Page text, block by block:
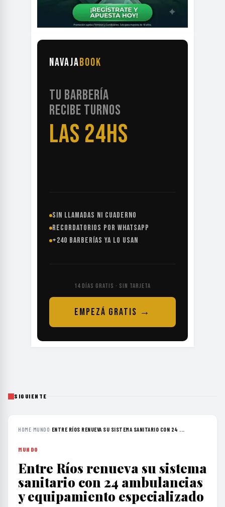
NAVAJABOOK
TU BARBERÍA
RECIBE TURNOS
LAS 24HS
SIN LLAMADAS NI CUADERNO
RECORDATORIOS POR WHATSAPP
+240 BARBERÍAS YA LO USAN
14 DÍAS GRATIS · SIN TARJETA
EMPEZÁ GRATIS →
SIGUIENTE
HOME›MUNDO› ENTRE RÍOS RENUEVA SU SISTEMA SANITARIO CON 24 ...
MUNDO
Entre Ríos renueva su sistema
sanitario con 24 ambulancias
y equipamiento especializado